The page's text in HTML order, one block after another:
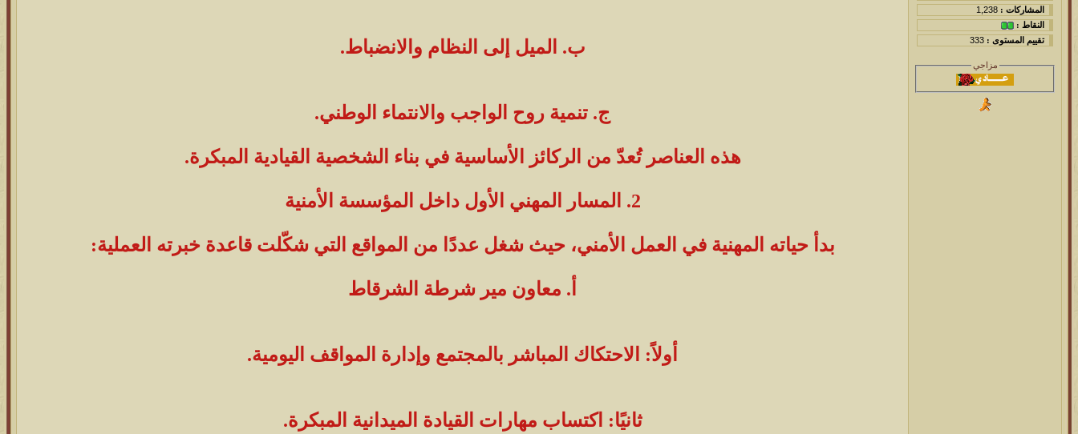
المشاركات : 1,238
النقاط :
تقييم المستوى : 333
مزاجي
ب. الميل إلى النظام والانضباط.
ج. تنمية روح الواجب والانتماء الوطني.
هذه العناصر تُعدّ من الركائز الأساسية في بناء الشخصية القيادية المبكرة.
2. المسار المهني الأول داخل المؤسسة الأمنية
بدأ حياته المهنية في العمل الأمني، حيث شغل عددًا من المواقع التي شكّلت قاعدة خبرته العملية:
أ. معاون مير شرطة الشرقاط
أولاً: الاحتكاك المباشر بالمجتمع وإدارة المواقف اليومية.
ثانيًا: اكتساب مهارات القيادة الميدانية المبكرة.